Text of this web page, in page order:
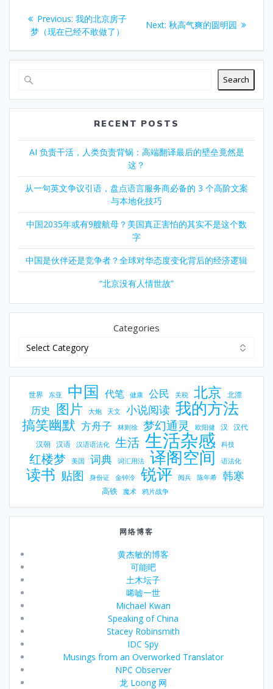
Post
navigation
Previous: Previous
post:
我的北京房子
梦（现在已经不敢做了）
Next: Next
秋高气爽的圆明园
Search
RECENT POSTS
AI 负责干活，人类负责背锅：高端翻译最后的壁垒竟然是
这？
从一句英文争议引语，盘点语言服务商必备的 3 个高阶文案
与本地化技巧
中国2035年或有9艘航母？美国真正害怕的其实不是这个数
字
中国是伙伴还是竞争者？全球对华态度变化背后的经济逻辑
“北京没有人情世故”
Categories
世界 东亚 中国 代笔 健康 公民 关税 北京 北漂
历史 图片 大炮 天文 小说阅读 我的方法
搞笑幽默 方舟子 林则徐 梦幻通灵 欧阳健 汉 汉代
汉朝 汉语 汉语语法化 生活 生活杂感 科技
红楼梦 美国 词典 词汇用法 译阁空间 语法化
读书 贴图 身份证 金钟泠 锐评 阅兵 陈年希 韩寒
高铁 魔术 鸦片战争
网络博客
黄杰敏的博客
可能吧
土木坛子
唏嘘一世
Michael Kwan
Speaking of China
Stacey Robinsmith
IDC Spy
Musings from an Overworked Translator
NPC Observer
龙 Loong 网